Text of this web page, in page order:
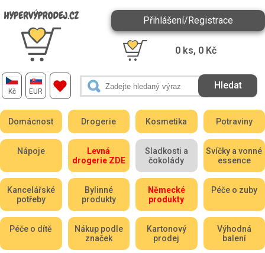
Kč EUR
Přihlášení/Registrace
0 ks, 0 Kč
Domácnost Drogerie Kosmetika Potraviny
Nápoje
Levná
drogerie ZDE
Sladkosti a
čokolády
Svíčky a vonné
essence
Kancelářské
potřeby
Bylinné
produkty
Německé
produkty
Péče o zuby
Péče o dítě
Nákup podle
značek
Kartonový
prodej
Výhodná
balení